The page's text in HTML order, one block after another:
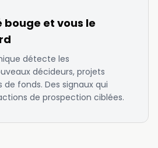
et vous le
détecte les
décideurs, projets
de fonds. Des signaux qui
de prospection ciblées.